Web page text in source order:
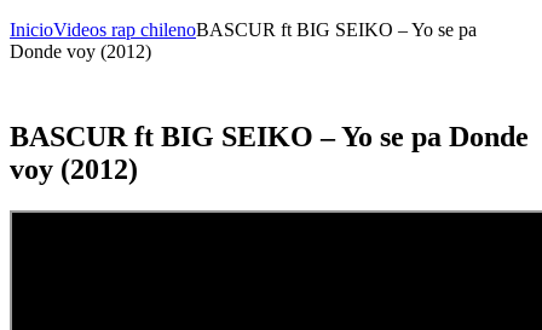
InicioVideos rap chilenoBASCUR ft BIG SEIKO – Yo se pa
Donde voy (2012)
BASCUR ft BIG SEIKO – Yo se pa Donde
voy (2012)